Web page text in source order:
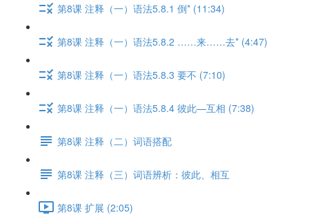
第8课 注释（一）语法5.8.1 倒* (11:34)
第8课 注释（一）语法5.8.2 ……来……去* (4:47)
第8课 注释（一）语法5.8.3 要不 (7:10)
第8课 注释（一）语法5.8.4 彼此—互相 (7:38)
第8课 注释（二）词语搭配
第8课 注释（三）词语辨析：彼此、相互
第8课 扩展 (2:05)